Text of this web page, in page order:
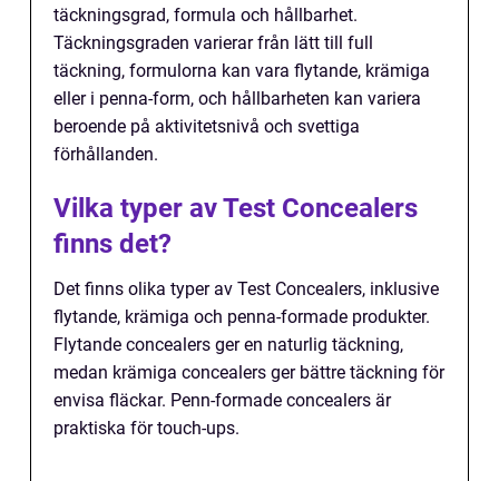
täckningsgrad, formula och hållbarhet.
Täckningsgraden varierar från lätt till full
täckning, formulorna kan vara flytande, krämiga
eller i penna-form, och hållbarheten kan variera
beroende på aktivitetsnivå och svettiga
förhållanden.
Vilka typer av Test Concealers
finns det?
Det finns olika typer av Test Concealers, inklusive
flytande, krämiga och penna-formade produkter.
Flytande concealers ger en naturlig täckning,
medan krämiga concealers ger bättre täckning för
envisa fläckar. Penn-formade concealers är
praktiska för touch-ups.